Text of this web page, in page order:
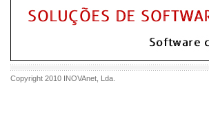
Copyright 2010 INOVAnet , Lda.